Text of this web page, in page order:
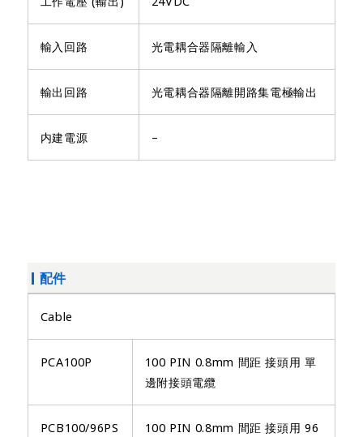
輸入回路 光電耦合器隔離輸入
輸出回路 光電耦合器隔離開路集電極輸出
内建電源 –
配件
Cable
PCA100P
100 PIN 0.8mm 間距 接頭用 單
邊附接頭電纜
PCB100/96PS
100 PIN 0.8mm 間距 接頭用 96